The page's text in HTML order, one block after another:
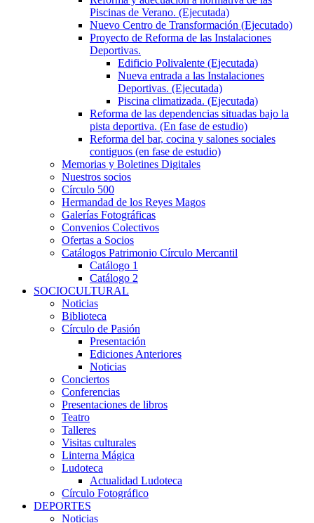
Piscinas de Verano. (Ejecutada)
Nuevo Centro de Transformación (Ejecutado)
Proyecto de Reforma de las Instalaciones
Deportivas.
Edificio Polivalente (Ejecutada)
Nueva entrada a las Instalaciones
Deportivas. (Ejecutada)
Piscina climatizada. (Ejecutada)
Reforma de las dependencias situadas bajo la
pista deportiva. (En fase de estudio)
Reforma del bar, cocina y salones sociales
contiguos (en fase de estudio)
Memorias y Boletines Digitales
Nuestros socios
Círculo 500
Hermandad de los Reyes Magos
Galerías Fotográficas
Convenios Colectivos
Ofertas a Socios
Catálogos Patrimonio Círculo Mercantil
Catálogo 1
Catálogo 2
SOCIOCULTURAL
Noticias
Biblioteca
Círculo de Pasión
Presentación
Ediciones Anteriores
Noticias
Conciertos
Conferencias
Presentaciones de libros
Teatro
Talleres
Visitas culturales
Linterna Mágica
Ludoteca
Actualidad Ludoteca
Círculo Fotográfico
DEPORTES
Noticias